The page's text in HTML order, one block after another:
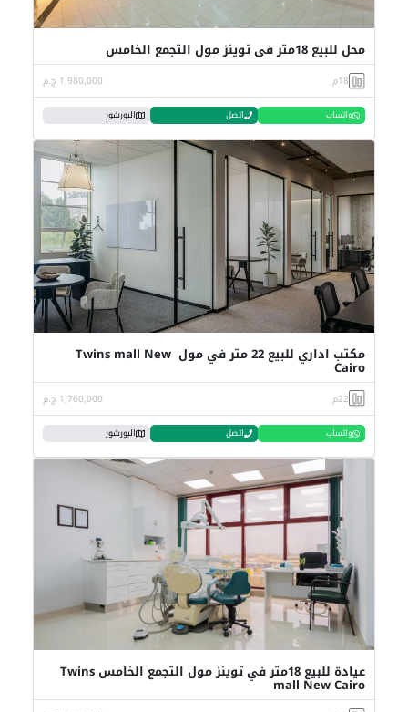
محل للبيع 18متر في توينز مول التجمع الخامس
18م 1,980,000 ج.م
واتساب اتصل البورشور
مكتب اداري للبيع 22 متر في مول Twins mall New
Cairo
22م 1,760,000 ج.م
واتساب اتصل البورشور
عيادة للبيع 18متر في توينز مول التجمع الخامس Twins
mall New Cairo